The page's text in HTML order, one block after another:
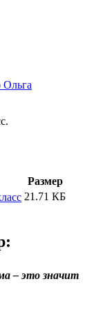
Ольга
Размер
21.71 КБ
– это значит